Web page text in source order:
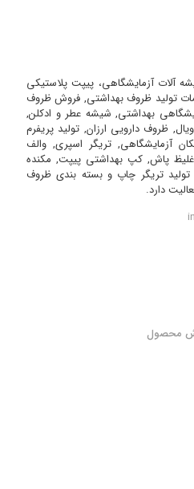
آلات آزمایشگاهی، پیپت پلاستیکی
تولید ظروف بهداشتی, فروش ظروف
بهداشتی, شیشه عطر و ادکلن,
ظروف دارویی ارزان, تولید پریفرم
آزمایشگاهی, تریگر اسپری, والف
پاش, کپ بهداشتی پیپت, مکنده
تریگر چاپ و بسته بندی ظروف
دارد.
محصول